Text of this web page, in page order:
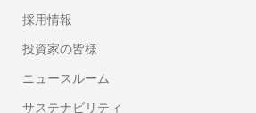
採用情報
投資家の皆様
ニュースルーム
サステナビリティ